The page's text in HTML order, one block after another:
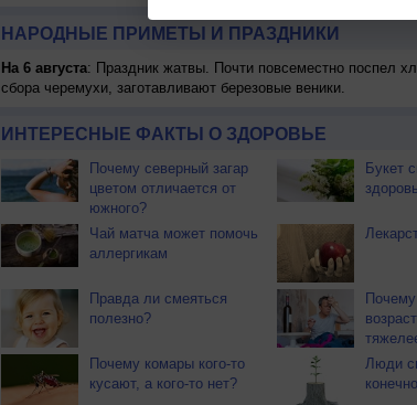
НАРОДНЫЕ ПРИМЕТЫ И ПРАЗДНИКИ
На 6 августа: Праздник жатвы. Почти повсеместно поспел
сбора черемухи, заготавливают березовые веники.
ИНТЕРЕСНЫЕ ФАКТЫ О ЗДОРОВЬЕ
Почему северный загар
цветом отличается от
южного?
Букет
Чай матча может помочь
аллергикам
Правда ли смеяться
полезно?
Почему комары кого-то
кусают, а кого-то нет?
Люди